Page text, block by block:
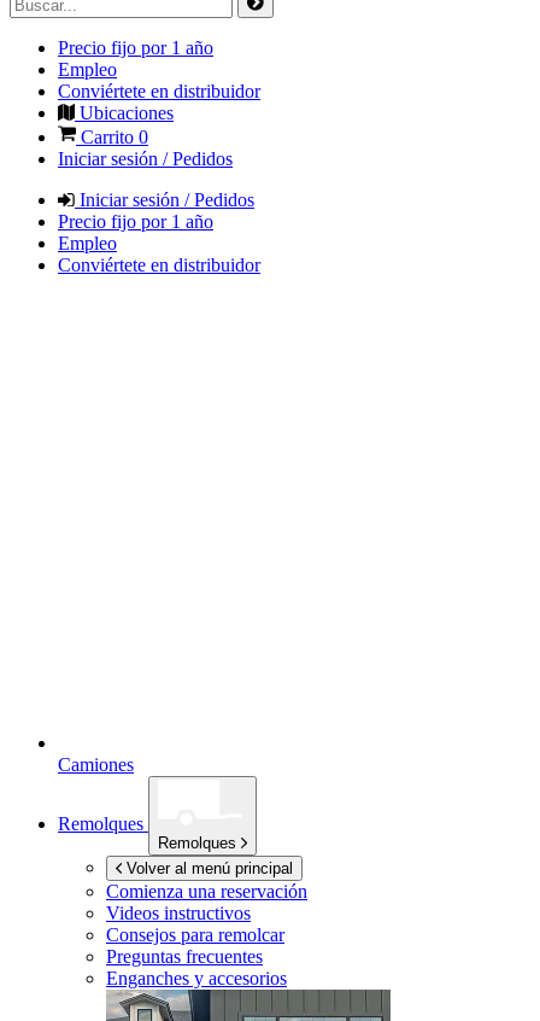
Precio fijo por 1 año
Empleo
Conviértete en distribuidor
Ubicaciones
Carrito 0
Iniciar sesión / Pedidos
Iniciar sesión / Pedidos
Precio fijo por 1 año
Empleo
Conviértete en distribuidor
Camiones
Remolques
Remolques
Volver al menú principal
Comienza una reservación
Videos instructivos
Consejos para remolcar
Preguntas frecuentes
Enganches y accesorios